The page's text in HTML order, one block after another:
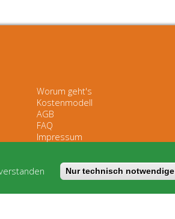
Worum geht's
Kostenmodell
AGB
FAQ
Impressum
Nur technisch notwendige